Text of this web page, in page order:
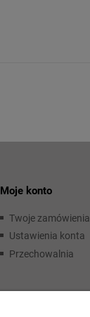
Moje konto
Twoje zamówienia
Ustawienia konta
Przechowalnia